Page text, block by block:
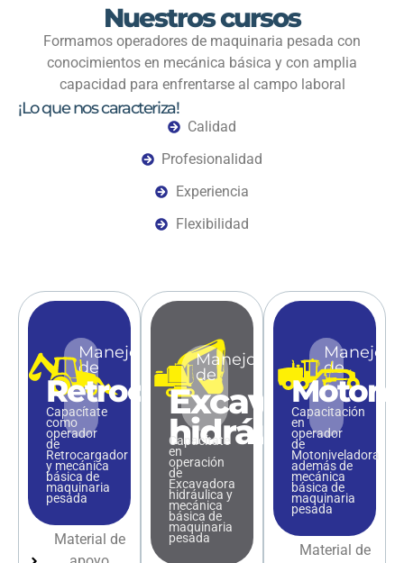
Nuestros cursos
Formamos operadores de maquinaria pesada con
conocimientos en mecánica básica y con amplia
capacidad para enfrentarse al campo laboral
¡Lo que nos caracteriza!
Calidad
Profesionalidad
Experiencia
Flexibilidad
Manejo
de
Retrocargador
Capacítate
como
operador
de
Retrocargador
y mecánica
básica de
maquinaria
pesada
Material de
Manejo
de
Excavadora
hidráulica
Capacítate
en
operación
de
Excavadora
hidráulica y
mecánica
básica de
maquinaria
pesada
Manejo
de
Capacitación
en
operador
de
Motoniveladora
además de
mecánica
básica de
maquinaria
pesada
Material de